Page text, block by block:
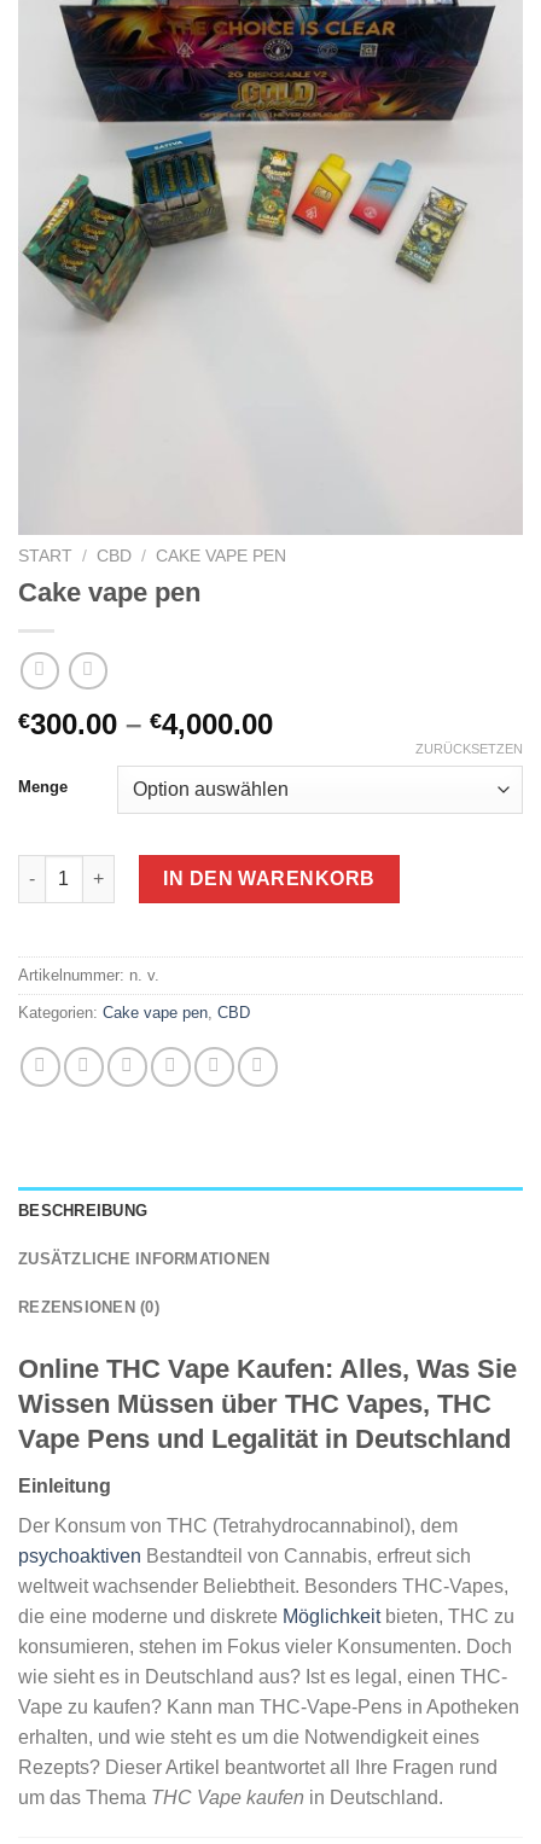
START / CBD / CAKE VAPE PEN
Cake vape pen
€300.00 – €4,000.00Preisspanne:
bis
€4,000.00
Menge
ZURÜCKSETZEN
Cake vape pen Menge
IN DEN WARENKORB
Artikelnummer: n. v.
Kategorien: Cake vape pen, CBD
BESCHREIBUNG
ZUSÄTZLICHE INFORMATIONEN
REZENSIONEN (0)
Online THC Vape Kaufen: Alles, Was Sie
Wissen Müssen über THC Vapes, THC
Vape Pens und Legalität in Deutschland
Einleitung
Der Konsum von THC (Tetrahydrocannabinol), dem
psychoaktiven Bestandteil von Cannabis, erfreut sich
weltweit wachsender Beliebtheit. Besonders THC-Vapes,
die eine moderne und diskrete Möglichkeitbieten, THC zu
konsumieren, stehen im Fokus vieler Konsumenten. Doch
wie sieht es in Deutschland aus? Ist es legal, einen THC-
Vape zu kaufen? Kann man THC-Vape-Pens in Apotheken
erhalten, und wie steht es um die Notwendigkeit eines
Rezepts? Dieser Artikel beantwortet all Ihre Fragen rund
um das Thema THC Vape kaufen in Deutschland.